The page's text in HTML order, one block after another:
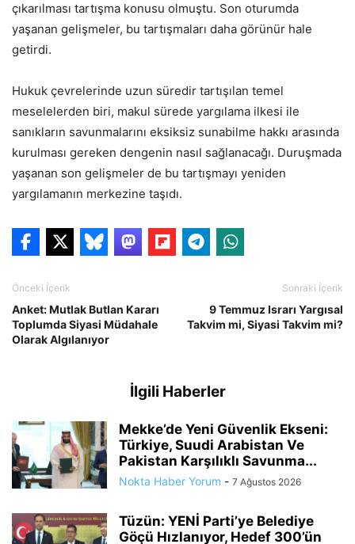
çıkarılması tartışma konusu olmuştu. Son oturumda
yaşanan gelişmeler, bu tartışmaları daha görünür hale
getirdi.
Hukuk çevrelerinde uzun süredir tartışılan temel
meselelerden biri, makul sürede yargılama ilkesi ile
sanıkların savunmalarını eksiksiz sunabilme hakkı arasında
kurulması gereken dengenin nasıl sağlanacağı. Duruşmada
yaşanan son gelişmeler de bu tartışmayı yeniden
yargılamanın merkezine taşıdı.
Önceki İçerik
Anket: Mutlak Butlan Kararı
Toplumda Siyasi Müdahale
Olarak Algılanıyor
Sonraki İçerik
9 Temmuz Israrı Yargısal
Takvim mi, Siyasi Takvim mi?
İlgili Haberler
Mekke’de Yeni Güvenlik Ekseni:
Türkiye, Suudi Arabistan Ve
Pakistan Karşılıklı Savunma...
Nokta Haber Yorum - 7 Ağustos 2026
Tüzün: YENİ Parti’ye Belediye
Göçü Hızlanıyor, Hedef 300’ün